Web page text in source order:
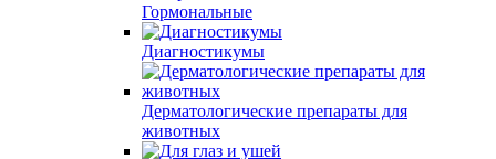
Гормональные
Диагностикумы
Дерматологические препараты для
животных